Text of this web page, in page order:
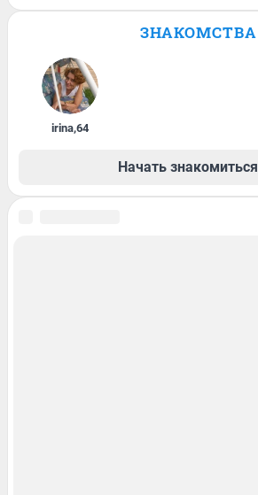
ЗНАКОМСТВА
irina,64
Начать знакомиться